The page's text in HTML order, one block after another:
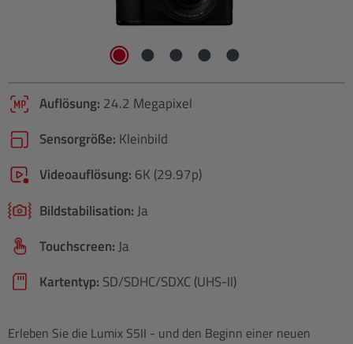
Auflösung: 24.2 Megapixel
Sensorgröße: Kleinbild
Videoauflösung: 6K (29.97p)
Bildstabilisation:Ja
Touchscreen:Ja
Kartentyp: SD/​SDHC/​SDXC (UHS-II)
Erleben Sie die Lumix S5II - und den Beginn einer neuen